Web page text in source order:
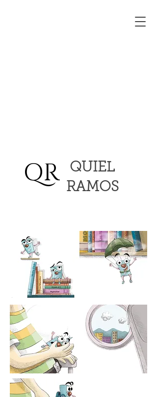
QR
QUIEL
RAMOS